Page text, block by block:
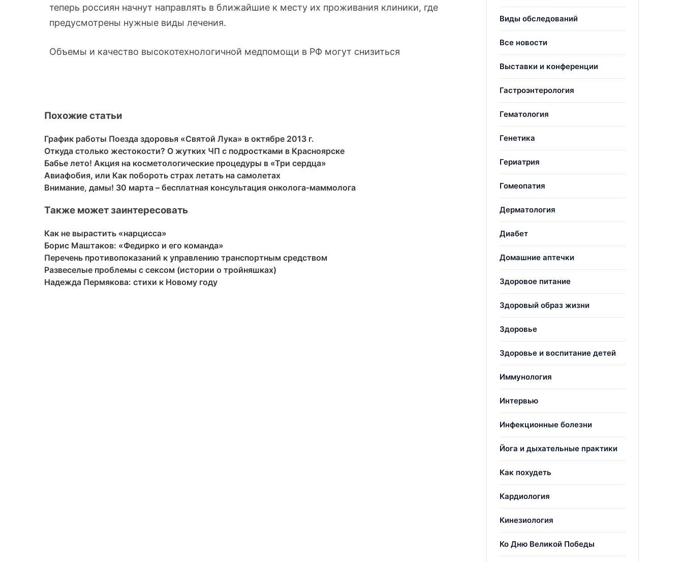
теперь россиян начнут направлять в ближайшие к месту их проживания клиники, где
предусмотрены нужные виды лечения.
Объемы и качество высокотехнологичной медпомощи в РФ могут снизиться
Похожие статьи
График работы Поезда здоровья «Святой Лука» в октябре 2013 г.
Откуда столько жестокости? О жутких ЧП с подростками в Красноярске
Бабье лето! Акция на косметологические процедуры в «Три сердца»
Авиафобия, или Как побороть страх летать на самолетах
Внимание, дамы! 30 марта – бесплатная консультация онколога-маммолога
Также может заинтересовать
Как не вырастить «нарцисса»
Борис Маштаков: «Федирко и его команда»
Перечень противопоказаний к управлению транспортным средством
Развеселые проблемы с сексом (истории о тройняшках)
Надежда Пермякова: стихи к Новому году
Виды обследований
Все новости
Выставки и конференции
Гастроэнтерология
Гематология
Генетика
Гериатрия
Гомеопатия
Дерматология
Диабет
Домашние аптечки
Здоровое питание
Здоровый образ жизни
Здоровье
Здоровье и воспитание детей
Иммунология
Интервью
Инфекционные болезни
Йога и дыхательные практики
Как похудеть
Кардиология
Кинезиология
Ко Дню Великой Победы